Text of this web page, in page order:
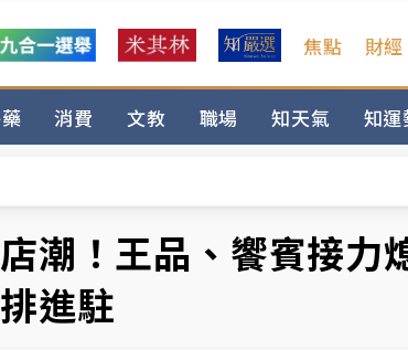
焦點 財經
消費 文教 職場 知天氣 知運
新北打卡趣」！抽獎程序複雜 觀旅局回應了
董事人數！辜仲諒向法院聲請遭駁 理由曝光
第2檔！今線上預約開賣一度塞車 周六起展出延
假村！東檢抗告成功 今重開羈押庭
潮！王品、饗賓接
進駐